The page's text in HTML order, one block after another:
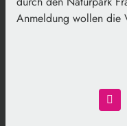
Anmeldung wollen die